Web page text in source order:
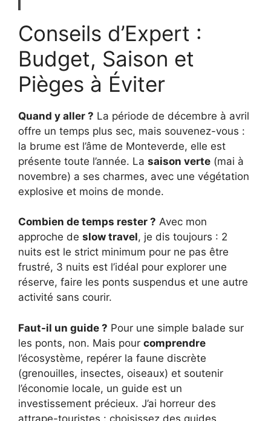
Conseils d’Expert :
Budget, Saison et
Pièges à Éviter
Quand y aller ? La période de décembre à avril
offre un temps plus sec, mais souvenez-vous :
la brume est l’âme de Monteverde, elle est
présente toute l’année. La saison verte (mai à
novembre) a ses charmes, avec une végétation
explosive et moins de monde.
Combien de temps rester ? Avec mon
approche de slow travel, je dis toujours : 2
nuits est le strict minimum pour ne pas être
frustré, 3 nuits est l’idéal pour explorer une
réserve, faire les ponts suspendus et une autre
activité sans courir.
Faut-il un guide ? Pour une simple balade sur
les ponts, non. Mais pour comprendre
l’écosystème, repérer la faune discrète
(grenouilles, insectes, oiseaux) et soutenir
l’économie locale, un guide est un
investissement précieux. J’ai horreur des
attrape-touristes : choisissez des guides